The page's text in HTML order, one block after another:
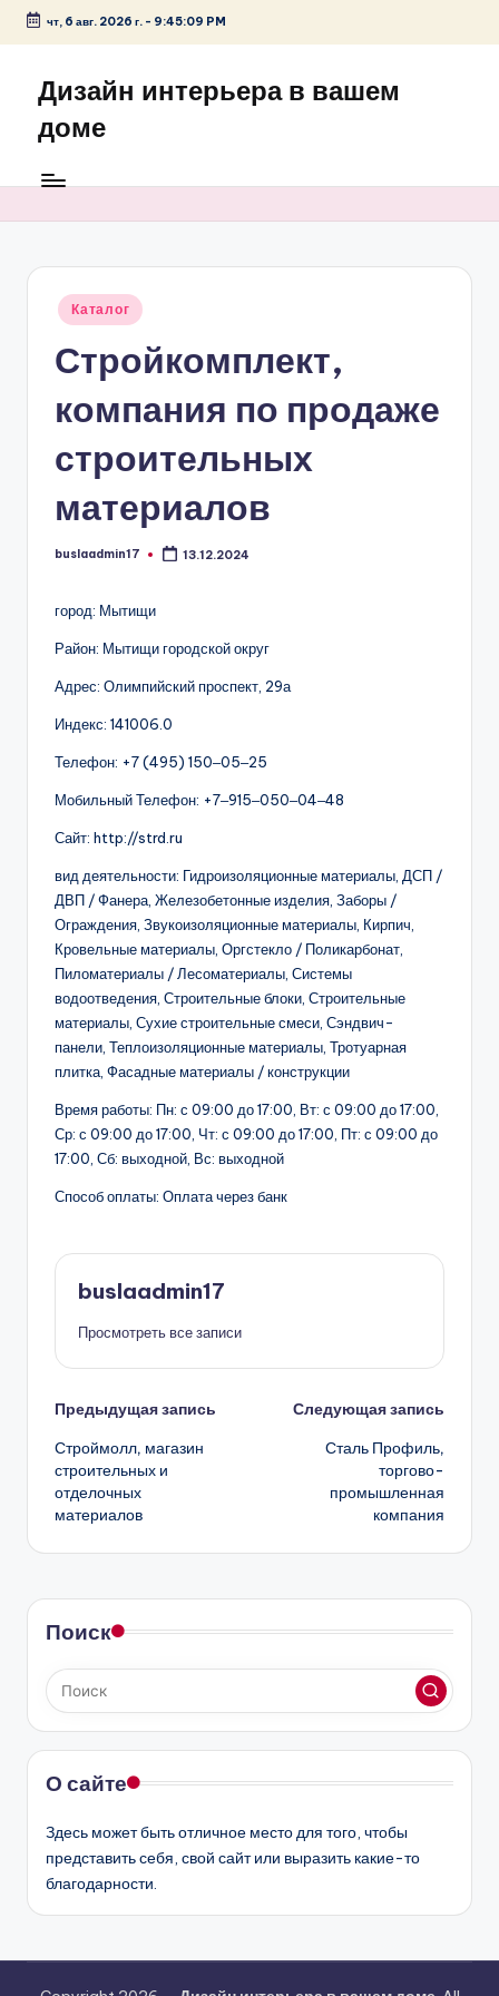
Перейти
содержимому
чт, 6 авг. 2026 г.- 9:45:09 PM
Дизайн интерьера в вашем
доме
Опубликовано
Каталог
Стройкомплект,
компания по продаже
строительных
материалов
Запись
buslaadmin17 13.12.2024
город: Мытищи
Район: Мытищи городской округ
Адрес: Олимпийский проспект, 29а
Индекс: 141006.0
Телефон: +7 (495) 150‒05‒25
Мобильный Телефон: +7‒915‒050‒04‒48
Сайт: http://strd.ru
вид деятельности: Гидроизоляционные материалы, ДСП /
ДВП / Фанера, Железобетонные изделия, Заборы /
Ограждения, Звукоизоляционные материалы, Кирпич,
Кровельные материалы, Оргстекло / Поликарбонат,
Пиломатериалы / Лесоматериалы, Системы
водоотведения, Строительные блоки, Строительные
материалы, Сухие строительные смеси, Сэндвич-
панели, Теплоизоляционные материалы, Тротуарная
плитка, Фасадные материалы / конструкции
Время работы: Пн: с 09:00 до 17:00, Вт: с 09:00 до 17:00,
Ср: с 09:00 до 17:00, Чт: с 09:00 до 17:00, Пт: с 09:00 до
17:00, Сб: выходной, Вс: выходной
Способ оплаты: Оплата через банк
buslaadmin17
Просмотреть все записи
Навигация
записи
Предыдущая запись
Строймолл, магазин
строительных и
отделочных
материалов
Следующая запись
Сталь Профиль,
торгово-
промышленная
компания
Поиск
О сайте
Здесь может быть отличное место для того, чтобы
представить себя, свой сайт или выразить какие-то
благодарности.